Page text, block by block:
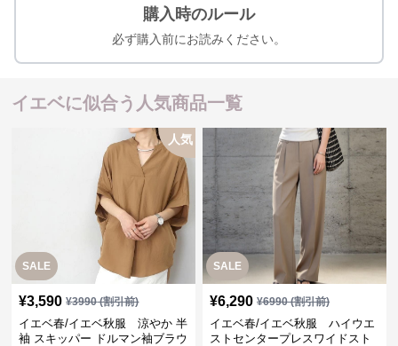
購入時のルール
必ず購入前にお読みください。
イエベに似合う人気商品一覧
SALE
人気
¥3,590 ¥3990(割引前)
イエベ春/イエベ秋服 涼やか 半
袖 スキッパー ドルマン袖ブラウ
SALE
¥6,290 ¥6990(割引前)
イエベ春/イエベ秋服 ハイウエ
ストセンタープレスワイドスト